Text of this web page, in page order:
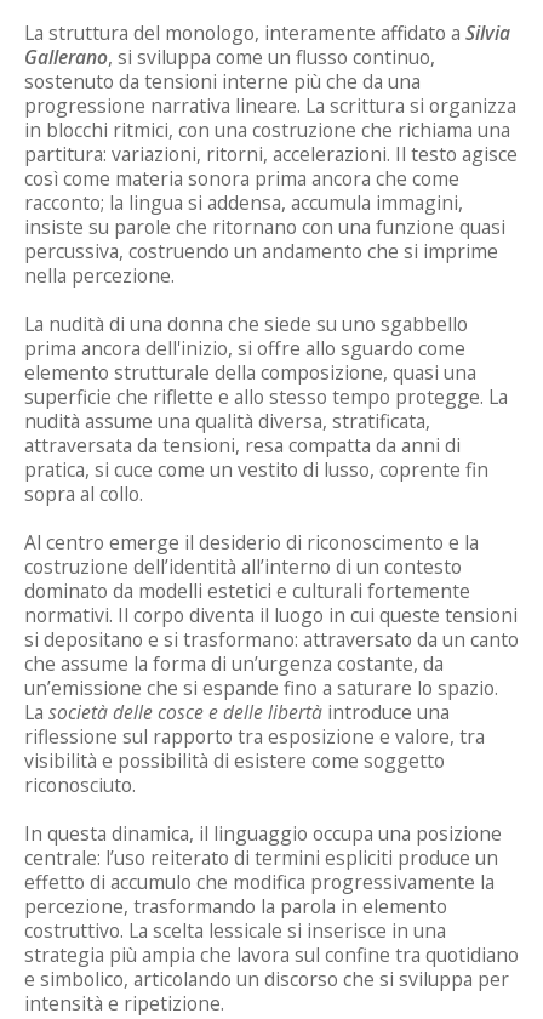
La struttura del monologo, interamente affidato a Silvia
Gallerano, si sviluppa come un flusso continuo,
sostenuto da tensioni interne più che da una
progressione narrativa lineare. La scrittura si organizza
in blocchi ritmici, con una costruzione che richiama una
partitura: variazioni, ritorni, accelerazioni. Il testo agisce
così come materia sonora prima ancora che come
racconto; la lingua si addensa, accumula immagini,
insiste su parole che ritornano con una funzione quasi
percussiva, costruendo un andamento che si imprime
nella percezione.
La nudità di una donna che siede su uno sgabbello
prima ancora dell'inizio, si offre allo sguardo come
elemento strutturale della composizione, quasi una
superficie che riflette e allo stesso tempo protegge. La
nudità assume una qualità diversa, stratificata,
attraversata da tensioni, resa compatta da anni di
pratica, si cuce come un vestito di lusso, coprente fin
sopra al collo.
Al centro emerge il desiderio di riconoscimento e la
costruzione dell’identità all’interno di un contesto
dominato da modelli estetici e culturali fortemente
normativi. Il corpo diventa il luogo in cui queste tensioni
si depositano e si trasformano: attraversato da un canto
che assume la forma di un’urgenza costante, da
un’emissione che si espande fino a saturare lo spazio.
La società delle cosce e delle libertà introduce una
riflessione sul rapporto tra esposizione e valore, tra
visibilità e possibilità di esistere come soggetto
riconosciuto.
In questa dinamica, il linguaggio occupa una posizione
centrale: l’uso reiterato di termini espliciti produce un
effetto di accumulo che modifica progressivamente la
percezione, trasformando la parola in elemento
costruttivo. La scelta lessicale si inserisce in una
strategia più ampia che lavora sul confine tra quotidiano
e simbolico, articolando un discorso che si sviluppa per
intensità e ripetizione.